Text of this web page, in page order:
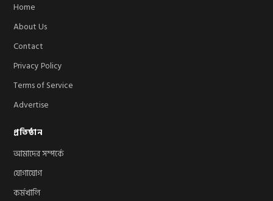
Home
About Us
Contact
Privacy Policy
Terms of Service
Advertise
প্রতিষ্ঠান
আমাদের সম্পর্কে
যোগাযোগ
কর্মখালি